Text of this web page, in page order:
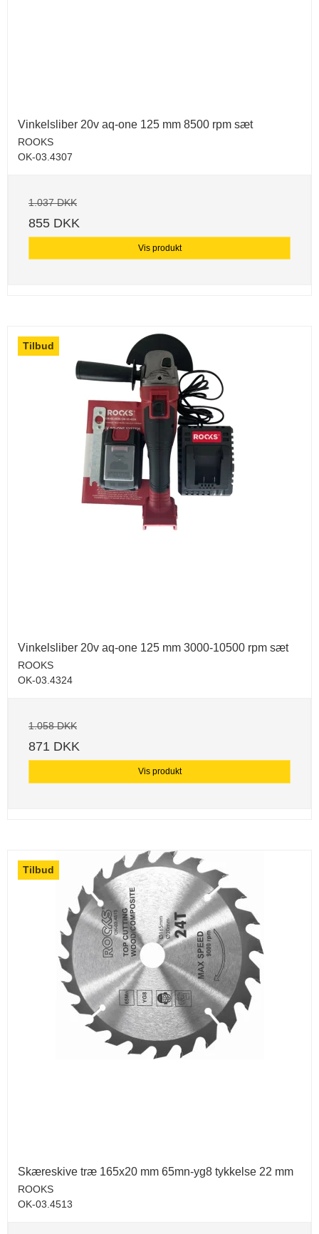
Vinkelsliber 20v aq-one 125 mm 8500 rpm sæt
ROOKS
OK-03.4307
1.037 DKK
855 DKK
Vis produkt
Tilbud
Vinkelsliber 20v aq-one 125 mm 3000-10500 rpm sæt
ROOKS
OK-03.4324
1.058 DKK
871 DKK
Vis produkt
Tilbud
Skæreskive træ 165x20 mm 65mn-yg8 tykkelse 22 mm
ROOKS
OK-03.4513